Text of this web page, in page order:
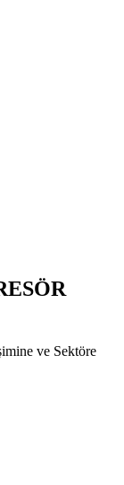
ve Sektöre